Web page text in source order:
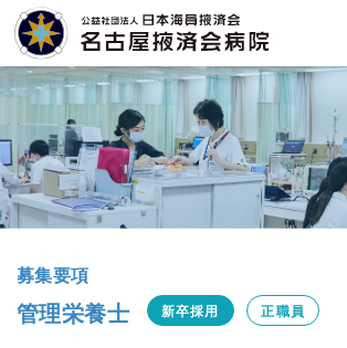
募集要項
管理栄養士 新卒採用 正職員